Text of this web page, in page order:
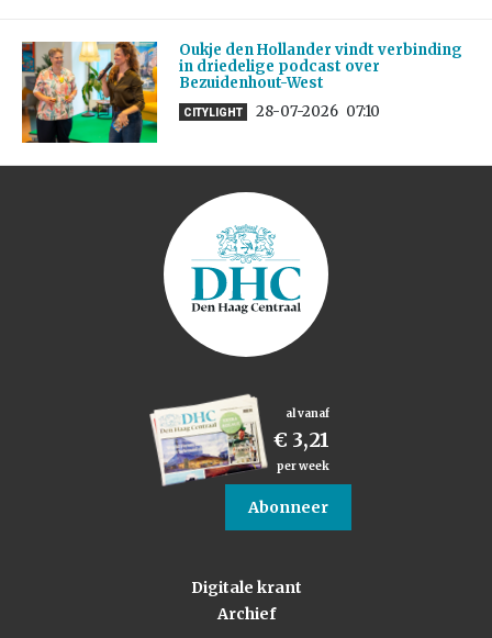
Oukje den Hollander vindt verbinding
in driedelige podcast over
Bezuidenhout-West
CITYLIGHT 28-07-2026 07:10
al vanaf
€ 3,21
per week
Abonneer
Digitale krant
Archief